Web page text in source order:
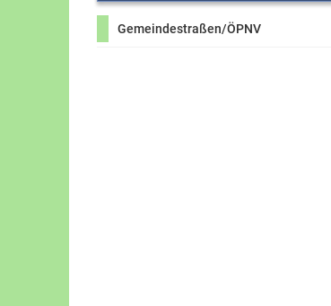
Gemeindestraßen/ÖPNV